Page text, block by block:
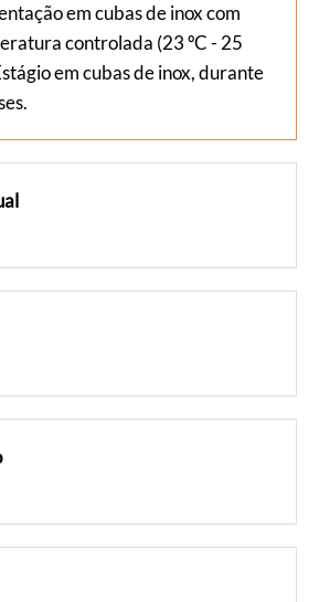
em cubas de inox com
controlada (23 ºC - 25
em cubas de inox, durante